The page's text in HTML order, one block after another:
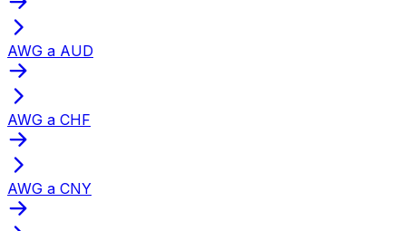
AWG a AUD
AWG a CHF
AWG a CNY